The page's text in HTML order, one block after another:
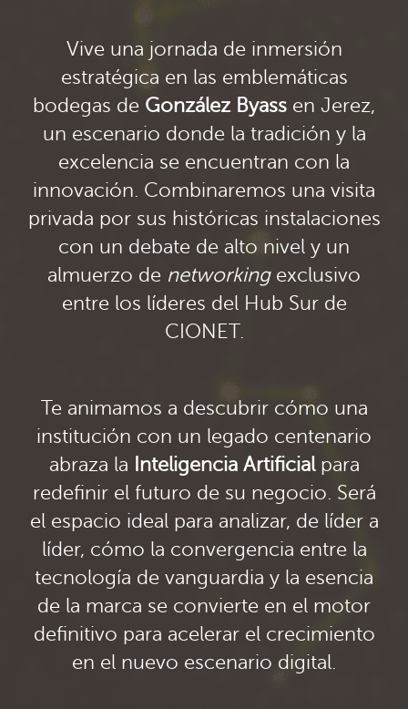
Vive una jornada de inmersión
estratégica en las emblemáticas
bodegas de González Byass en Jerez,
un escenario donde la tradición y la
excelencia se encuentran con la
innovación. Combinaremos una visita
privada por sus históricas instalaciones
con un debate de alto nivel y un
almuerzo de networkingexclusivo
entre los líderes del Hub Sur de
CIONET.
Te animamos a descubrir cómo una
institución con un legado centenario
abraza la Inteligencia Artificialpara
redefinir el futuro de su negocio. Será
el espacio ideal para analizar, de líder a
líder, cómo la convergencia entre la
tecnología de vanguardia y la esencia
de la marca se convierte en el motor
definitivo para acelerar el crecimiento
en el nuevo escenario digital.